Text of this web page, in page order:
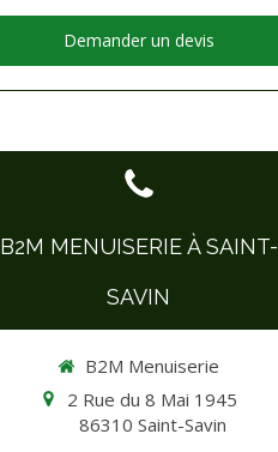
Demander un devis
B2M MENUISERIE À SAINT-
SAVIN
B2M Menuiserie
2 Rue du 8 Mai 1945
86310 Saint-Savin